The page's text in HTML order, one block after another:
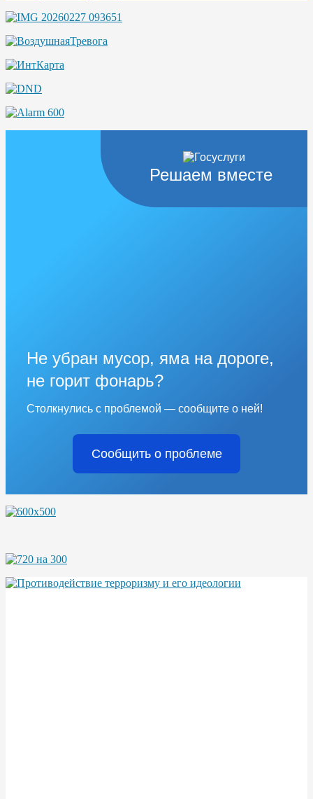
Решаем вместе
Не убран мусор, яма на дороге,
не горит фонарь?
Столкнулись с проблемой — сообщите о ней!
Сообщить о проблеме